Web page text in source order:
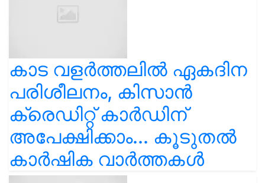
കാട വളര്‍ത്തലിൽ ഏകദിന
പരിശീലനം, കിസാൻ
ക്രെഡിറ്റ് കാർഡിന്
അപേക്ഷിക്കാം... കൂടുതൽ
കാർഷിക വാർത്തകൾ